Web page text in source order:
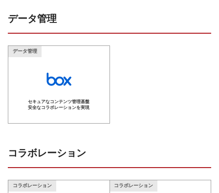
データ管理
データ管理
セキュアなコンテンツ管理基盤
安全なコラボレーションを実現
コラボレーション
コラボレーション コラボレーション